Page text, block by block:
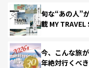
旬な“あの人”
載 MY TRAVEL
今、こんな旅
年絶対行くべ